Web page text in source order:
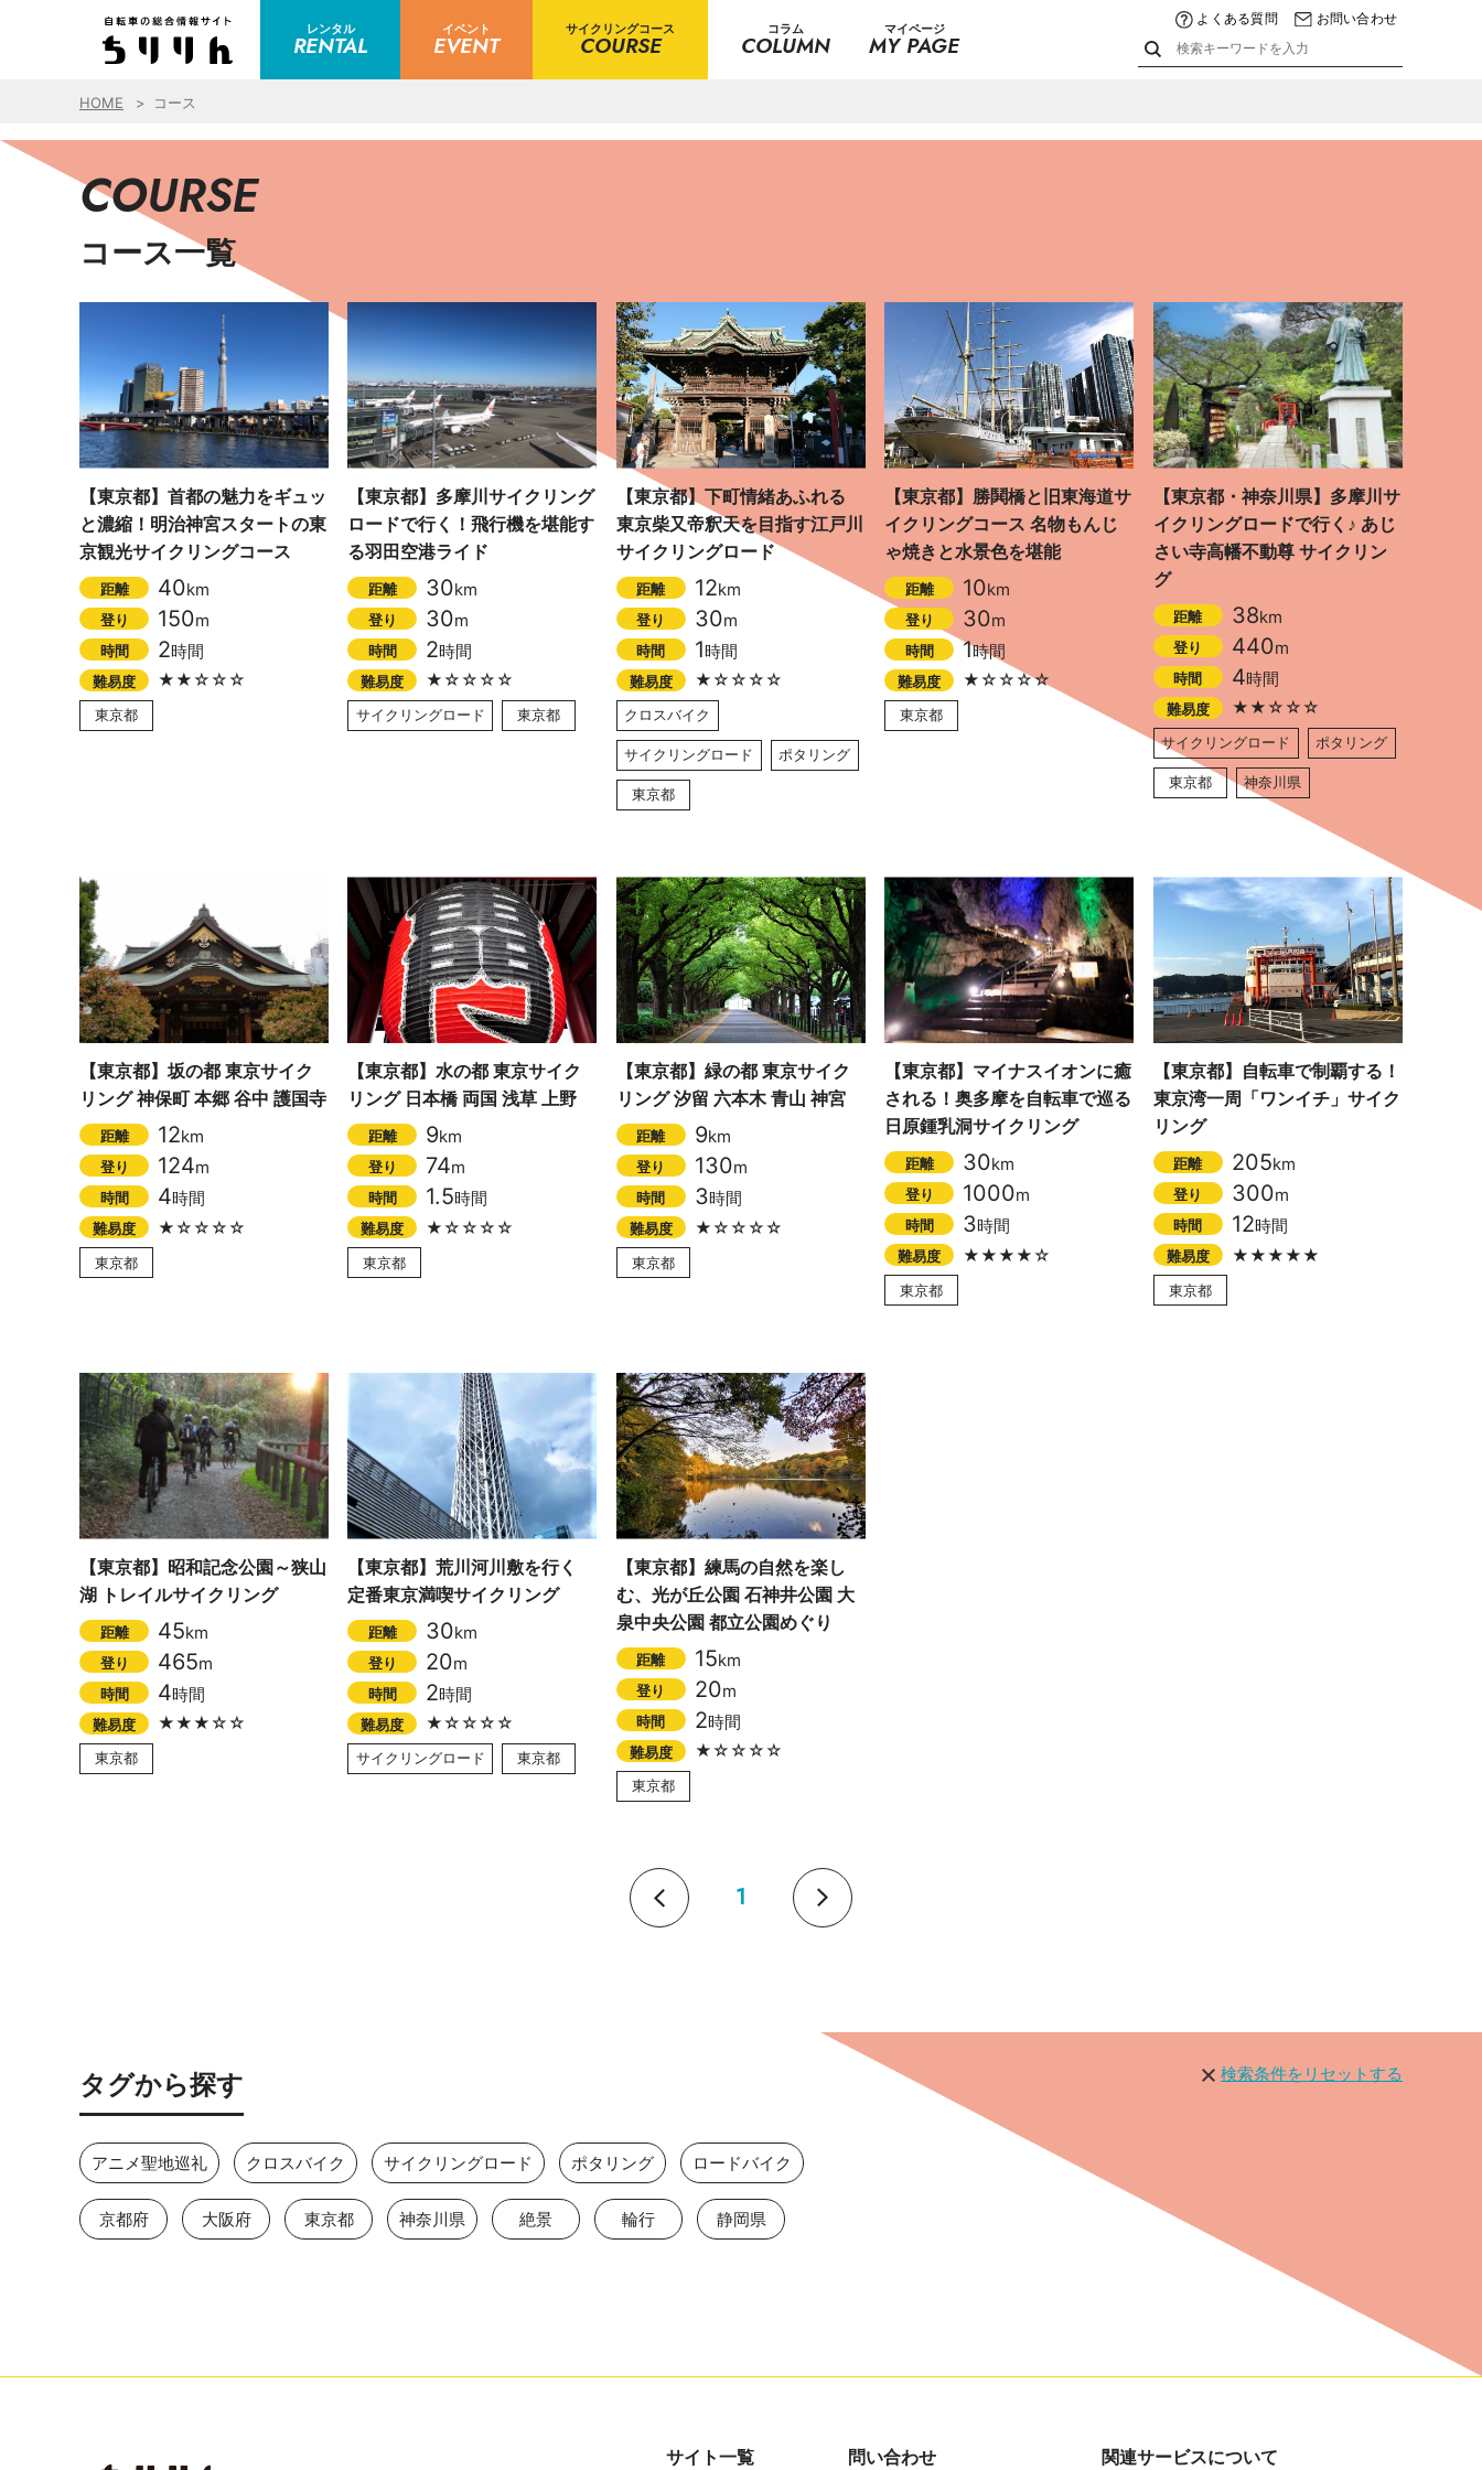
レンタル
RENTAL
イベント
EVENT
サイクリングコース
COURSE
コラム
COLUMN
マイページ
MY PAGE
よくある質問 お問い合わせ
HOME コース
COURSE
コース一覧
【東京都】首都の魅力をギュッ
と濃縮！明治神宮スタートの東
京観光サイクリングコース
距離 40km
登り 150m
時間 2時間
難易度 ★★☆☆☆
東京都
【東京都】多摩川サイクリング
ロードで行く！飛行機を堪能す
る羽田空港ライド
距離 30km
登り 30m
時間 2時間
難易度 ★☆☆☆☆
サイクリングロード 東京都
【東京都】下町情緒あふれる
東京柴又帝釈天を目指す江戸川
サイクリングロード
距離 12km
登り 30m
時間 1時間
難易度 ★☆☆☆☆
クロスバイク
サイクリングロード ポタリング
東京都
【東京都】勝鬨橋と旧東海道サ
イクリングコース 名物もんじ
ゃ焼きと水景色を堪能
距離 10km
登り 30m
時間 1時間
難易度 ★☆☆☆☆
東京都
【東京都・神奈川県】多摩川サ
イクリングロードで行く♪ あじ
さい寺高幡不動尊 サイクリン
グ
距離 38km
登り 440m
時間 4時間
難易度 ★★☆☆☆
サイクリングロード ポタリング
東京都 神奈川県
【東京都】坂の都 東京サイク
リング 神保町 本郷 谷中 護国寺
距離 12km
登り 124m
時間 4時間
難易度 ★☆☆☆☆
東京都
【東京都】水の都 東京サイク
リング 日本橋 両国 浅草 上野
距離 9km
登り 74m
時間 1.5時間
難易度 ★☆☆☆☆
東京都
【東京都】緑の都 東京サイク
リング 汐留 六本木 青山 神宮
距離 9km
登り 130m
時間 3時間
難易度 ★☆☆☆☆
東京都
【東京都】マイナスイオンに癒
される！奥多摩を自転車で巡る
日原鍾乳洞サイクリング
距離 30km
登り 1000m
時間 3時間
難易度 ★★★★☆
東京都
【東京都】自転車で制覇する！
東京湾一周「ワンイチ」サイク
リング
距離 205km
登り 300m
時間 12時間
難易度 ★★★★★
東京都
【東京都】昭和記念公園～狭山
湖 トレイルサイクリング
距離 45km
登り 465m
時間 4時間
難易度 ★★★☆☆
東京都
【東京都】荒川河川敷を行く
定番東京満喫サイクリング
距離 30km
登り 20m
時間 2時間
難易度 ★☆☆☆☆
サイクリングロード 東京都
【東京都】練馬の自然を楽し
む、光が丘公園 石神井公園 大
泉中央公園 都立公園めぐり
距離 15km
登り 20m
時間 2時間
難易度 ★☆☆☆☆
東京都
1
タグから探す
アニメ聖地巡礼 クロスバイク サイクリングロード ポタリング ロードバイク
京都府 大阪府 東京都 神奈川県 絶景 輪行 静岡県
検索条件をリセットする
サイト一覧 問い合わせ 関連サービスについて